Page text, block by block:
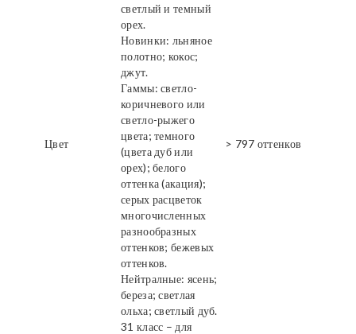
Цвет
светлый и темный
орех.
Новинки: льняное
полотно; кокос;
джут.
Гаммы: светло-
коричневого или
светло-рыжего
цвета; темного
(цвета дуб или
орех); белого
оттенка (акация);
серых расцветок
многочисленных
разнообразных
оттенков; бежевых
оттенков.
Нейтралные: ясень;
береза; светлая
ольха; светлый дуб.
> 797 оттенков
31 класс – для